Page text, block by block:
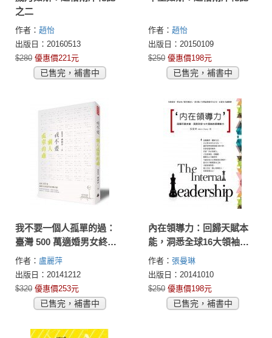
之二
作者： 趙怡
出版日：20160513
$280 優惠價221元
已售完，補書中
作者： 趙怡
出版日：20150109
$250 優惠價198元
已售完，補書中
我不要一個人孤單的過：
臺灣 500 萬適婚男女終結
單身實戰手冊
作者： 盧麗萍
出版日：20141212
$320 優惠價253元
已售完，補書中
內在領導力：回歸天賦本
能，洞悉全球16大領袖的
領導魅力
作者： 張曼琳
出版日：20141010
$250 優惠價198元
已售完，補書中